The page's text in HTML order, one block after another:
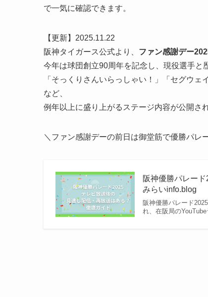
で一気に確認できます。
【更新】2025.11.22
阪神タイガース公式より、 ファン感謝デー
今年は球団創立90周年を記念し、現役選手と
「そっくりさんいらっしゃい！」「セグウ
など、
例年以上に盛り上がるステージ内容が公開さ
＼ファン感謝デーの前日は御堂筋で優勝パレ
阪神優勝パレー
みらいinfo.blog
阪神優勝パレード
れ、在阪局の